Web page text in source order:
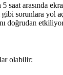
saat arasında
sorunlara yol
doğrudan
olabilir: